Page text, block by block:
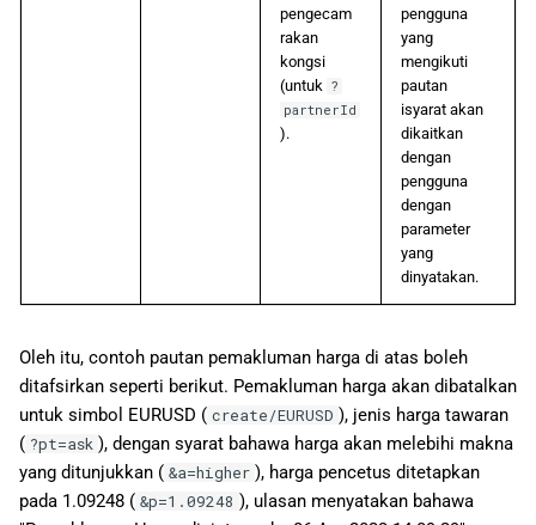
pengecam
rakan
kongsi
(untuk ?
partnerId
).
pengguna
yang
mengikuti
pautan
isyarat akan
dikaitkan
dengan
pengguna
dengan
parameter
yang
dinyatakan.
Oleh itu, contoh pautan pemakluman harga di atas boleh
ditafsirkan seperti berikut. Pemakluman harga akan dibatalkan
untuk simbol EURUSD ( create/EURUSD ), jenis harga tawaran
( ?pt=ask ), dengan syarat bahawa harga akan melebihi makna
yang ditunjukkan ( &a=higher ), harga pencetus ditetapkan
pada 1.09248 ( &p=1.09248 ), ulasan menyatakan bahawa